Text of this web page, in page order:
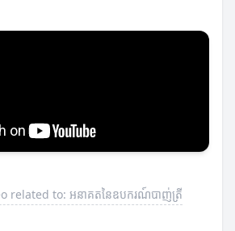
related to: អនាគតនៃឧបករណ៍បាញ់ត្រី